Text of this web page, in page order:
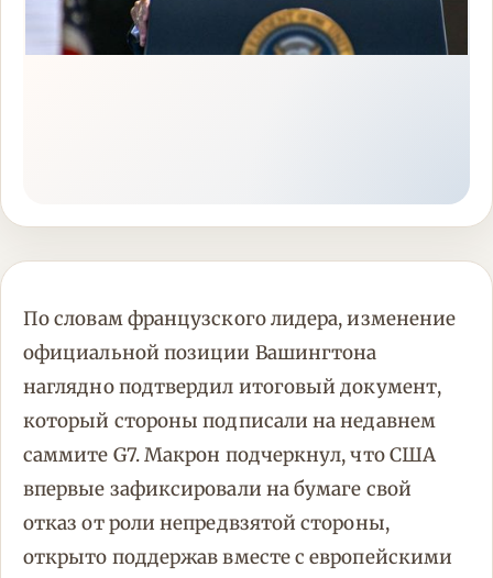
По словам французского лидера, изменение
официальной позиции Вашингтона
наглядно подтвердил итоговый документ,
который стороны подписали на недавнем
саммите G7. Макрон подчеркнул, что США
впервые зафиксировали на бумаге свой
отказ от роли непредвзятой стороны,
открыто поддержав вместе с европейскими